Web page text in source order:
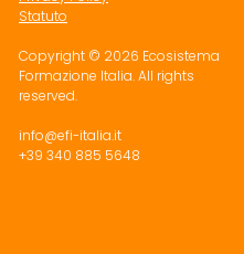
Statuto
Copyright © 2026 Ecosistema
Formazione Italia. All rights
reserved.
info@efi-italia.it
+39 340 885 5648